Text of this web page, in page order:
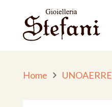
Home UNOAERRE